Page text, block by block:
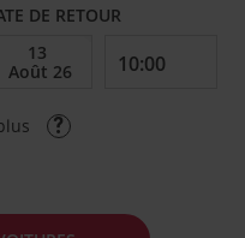
DE RETOUR